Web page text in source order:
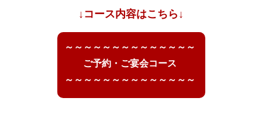
↓コース内容はこちら↓
～～～～～～～～～～～～～～
ご予約・ご宴会コース
～～～～～～～～～～～～～～